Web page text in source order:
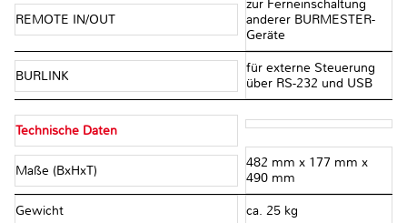
REMOTE IN/OUT
zur Ferneinschaltung
anderer BURMESTER-
Geräte
BURLINK
für externe Steuerung
über RS-232 und USB
Technische Daten
Maße (BxHxT)
482 mm x 177 mm x
490 mm
Gewicht ca. 25 kg